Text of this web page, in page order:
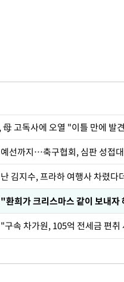
母 고독사에 오열 "이틀 만에 발
선까지…축구협회, 심판 성접
김지수, 프라하 여행사 차렸
환희가 크리스마스 같이 보내자
구속 차가원, 105억 전세금 편취